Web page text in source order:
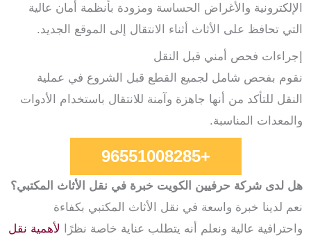
الإلكترونية والأغراض الحساسة ومزودة بأنظمة أمان عالية
التي تحافظ على الأثاث أثناء الانتقال إلى الموقع الجديد.
إجراءات فحص أمني قبل النقل
نقوم بفحص شامل لجميع القطع قبل الشروع في عملية
النقل للتأكد من أنها جاهزة وآمنة للانتقال باستخدام الأدوات
والمعدات المناسبة.
+96551008285
هل لدى شركة حرفيين الكويت خبرة في نقل الأثاث المكتبي؟
نعم لدينا خبرة واسعة في نقل الأثاث المكتبي بكفاءة
واحترافية عالية ونعلم أنه يتطلب عناية خاصة نظرًا
لأهمية نقل